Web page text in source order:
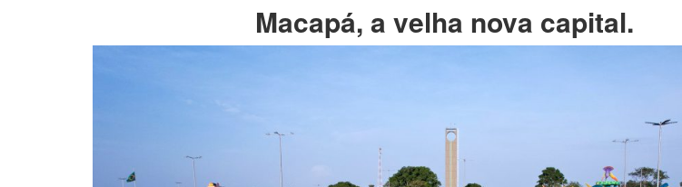
Macapá, a velha nova capital.